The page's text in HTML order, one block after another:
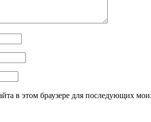
в этом браузере для последующих